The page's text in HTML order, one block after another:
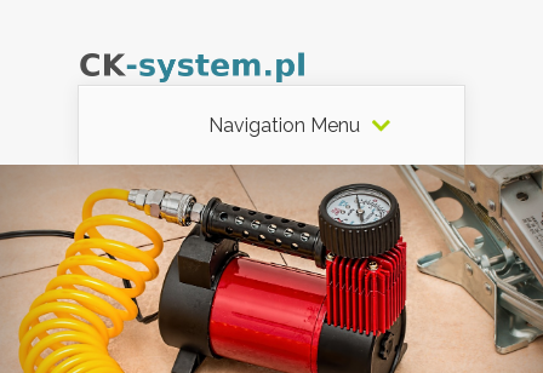
Navigation Menu